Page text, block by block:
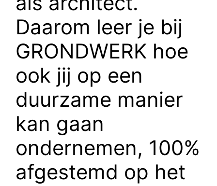
Daarom leer je bij
GRONDWERK hoe
ook jij op een
duurzame manier
kan gaan
ondernemen, 100%
afgestemd op het